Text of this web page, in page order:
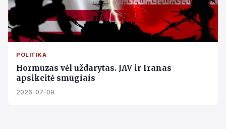
POLITIKA
Hormūzas vėl uždarytas. JAV ir Iranas
apsikeitė smūgiais
2026-07-09